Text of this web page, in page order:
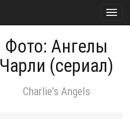
Фото: Ангелы
Чарли (сериал)
Charlie's Angels